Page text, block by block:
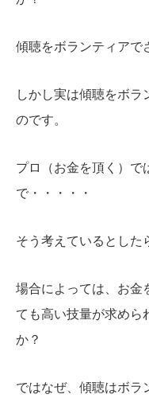
傾聴をボランティアで
しかし実は傾聴をボラ
のです。
プロ（お金を頂く）で
で・・・・・
そう考えているとした
場合によっては、お金
ても高い技量が求めら
か？
ではなぜ、傾聴はボラ